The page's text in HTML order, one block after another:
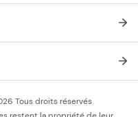
Tous droits réservés